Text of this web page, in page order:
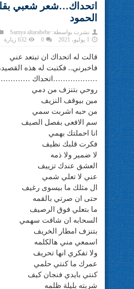
اتحداك…شعر شعبي
الحمود
نشرت بواسطة: Samya altarabehe
1 يوليو، 2021
0 632 زيارة
قالت له اتحداك ان تبتعد عني
فاخبرني.. فكتبت له هذه
………………اتحداك …………
روحي بتنزف من دمي
مين بيوقف النزيف
من حبه اشربت سمي
سم الافعى بفصل الصيف
انا احملتك بهمي
فكرت قلبك نظيف
لا ضمير ولا ذمه
العشق عندك تزييف
عني لا تعلي شمي
ال مثلك ما بيسوى رغيف
حتى ان صرتي بالقمه
ما بتعلي فوق الرصيف
السحابه ان شافت سهمي
بتنزف امطار الخريف
اسمعي مني هالكلمه
ولا تفكري انها تحريف
عمرك ما كنتي حلمي
كنتي بايدي فنجان كيف
شربته بليلة ظلمه